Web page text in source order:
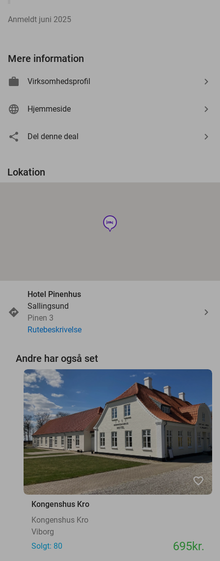
Anmeldt juni 2025
Mere information
Virksomhedsprofil
Hjemmeside
Del denne deal
Lokation
hotel
Hotel Pinenhus
Sallingsund
Pinen 3
Rutebeskrivelse
Andre har også set
favorite_border
Kongenshus Kro
Kongenshus Kro
Viborg
Solgt: 80
695kr.